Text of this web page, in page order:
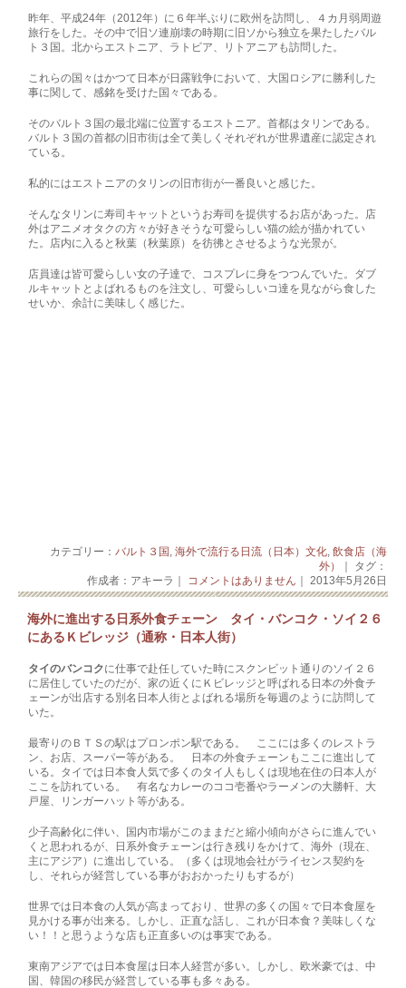
昨年、平成24年（2012年）に６年半ぶりに欧州を訪問し、４カ月弱周遊
旅行をした。その中で旧ソ連崩壊の時期に旧ソから独立を果たしたバル
ト３国。北からエストニア、ラトビア、リトアニアも訪問した。
これらの国々はかつて日本が日露戦争において、大国ロシアに勝利した
事に関して、感銘を受けた国々である。
そのバルト３国の最北端に位置するエストニア。首都はタリンである。
バルト３国の首都の旧市街は全て美しくそれぞれが世界遺産に認定され
ている。
私的にはエストニアのタリンの旧市街が一番良いと感じた。
そんなタリンに寿司キャットというお寿司を提供するお店があった。店
外はアニメオタクの方々が好きそうな可愛らしい猫の絵が描かれてい
た。店内に入ると秋葉（秋葉原）を彷彿とさせるような光景が。
店員達は皆可愛らしい女の子達で、コスプレに身をつつんでいた。ダブ
ルキャットとよばれるものを注文し、可愛らしいコ達を見ながら食した
せいか、余計に美味しく感じた。
カテゴリー： バルト３国 , 海外で流行る日流（日本）文化, 飲食店（海
外）
｜ タグ：
作成者：アキーラ｜ コメントはありません ｜ 2013年5月26日
海外に進出する日系外食チェーン タイ・バンコク・ソイ２６
にあるＫビレッジ（通称・日本人街）
タイのバンコクに仕事で赴任していた時にスクンビット通りのソイ２６
に居住していたのだが、家の近くにＫビレッジと呼ばれる日本の外食チ
ェーンが出店する別名日本人街とよばれる場所を毎週のように訪問して
いた。
最寄りのＢＴＳの駅はプロンポン駅である。 ここには多くのレストラ
ン、お店、スーパー等がある。 日本の外食チェーンもここに進出して
いる。タイでは日本食人気で多くのタイ人もしくは現地在住の日本人が
ここを訪れている。 有名なカレーのココ壱番やラーメンの大勝軒、大
戸屋、リンガーハット等がある。
少子高齢化に伴い、国内市場がこのままだと縮小傾向がさらに進んでい
くと思われるが、日系外食チェーンは行き残りをかけて、海外（現在、
主にアジア）に進出している。（多くは現地会社がライセンス契約を
し、それらが経営している事がおおかったりもするが）
世界では日本食の人気が高まっており、世界の多くの国々で日本食屋を
見かける事が出来る。しかし、正直な話し、これが日本食？美味しくな
い！！と思うような店も正直多いのは事実である。
東南アジアでは日本食屋は日本人経営が多い。しかし、欧米豪では、中
国、韓国の移民が経営している事も多々ある。